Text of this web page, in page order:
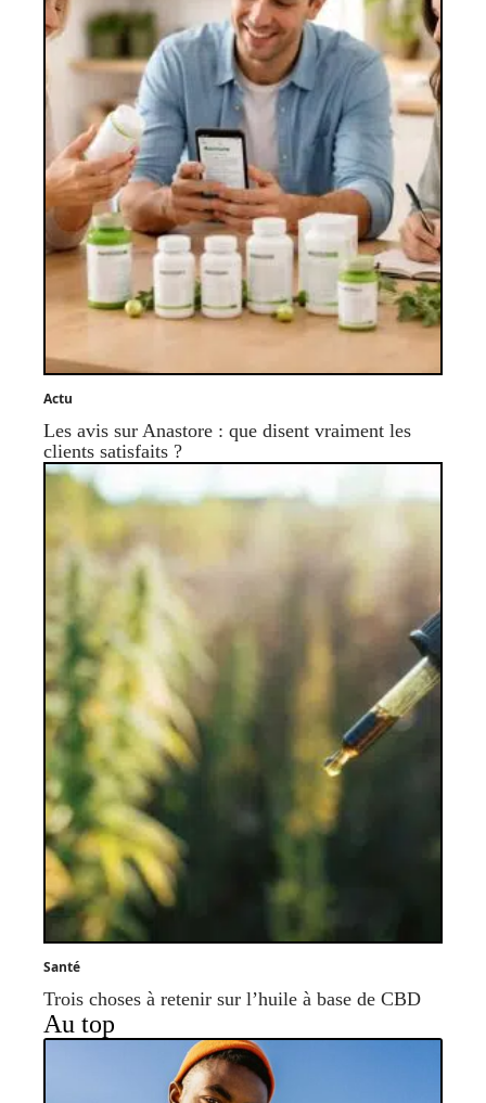
Actu
Les avis sur Anastore : que disent vraiment les
clients satisfaits ?
Santé
Trois choses à retenir sur l’huile à base de CBD
Au top